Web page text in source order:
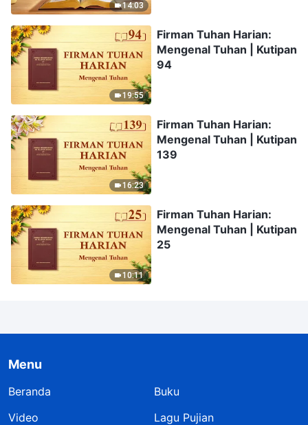
14:03
19:55
Firman Tuhan Harian:
Mengenal Tuhan | Kutipan
94
16:23
Firman Tuhan Harian:
Mengenal Tuhan | Kutipan
139
10:11
Firman Tuhan Harian:
Mengenal Tuhan | Kutipan
25
Menu
Beranda
Buku
Video
Lagu Pujian